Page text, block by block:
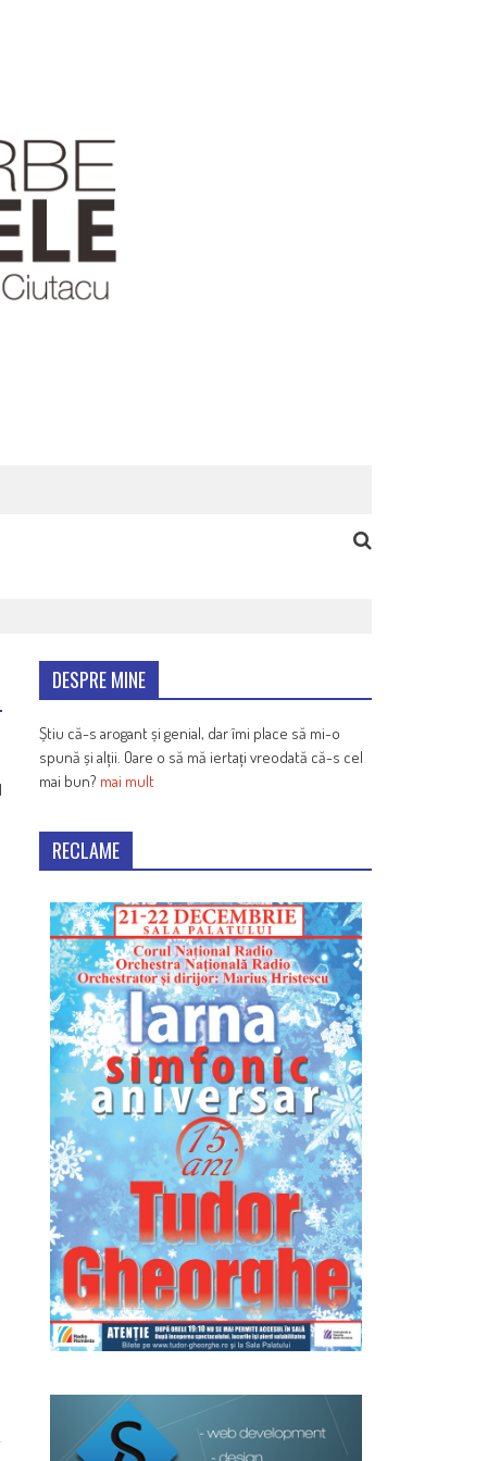
DESPRE MINE
Știu că-s arogant și genial, dar îmi place să mi-o
spună și alții. Oare o să mă iertați vreodată că-s cel
mai bun? mai mult
RECLAME